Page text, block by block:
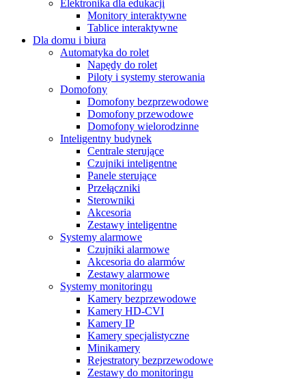
Elektronika dla edukacji
Monitory interaktywne
Tablice interaktywne
Dla domu i biura
Automatyka do rolet
Napędy do rolet
Piloty i systemy sterowania
Domofony
Domofony bezprzewodowe
Domofony przewodowe
Domofony wielorodzinne
Inteligentny budynek
Centrale sterujące
Czujniki inteligentne
Panele sterujące
Przełączniki
Sterowniki
Akcesoria
Zestawy inteligentne
Systemy alarmowe
Czujniki alarmowe
Akcesoria do alarmów
Zestawy alarmowe
Systemy monitoringu
Kamery bezprzewodowe
Kamery HD-CVI
Kamery IP
Kamery specjalistyczne
Minikamery
Rejestratory bezprzewodowe
Zestawy do monitoringu